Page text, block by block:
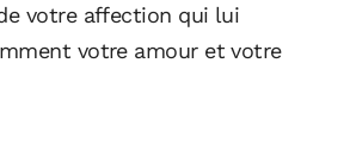
votre affection qui lui
votre amour et votre